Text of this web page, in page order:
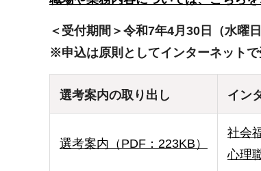
＜受付期間＞令和7年4月30日（水曜
※申込は原則としてインターネットで
選考案内の取り出し イン
選考案内（PDF：223KB）
社会
心理